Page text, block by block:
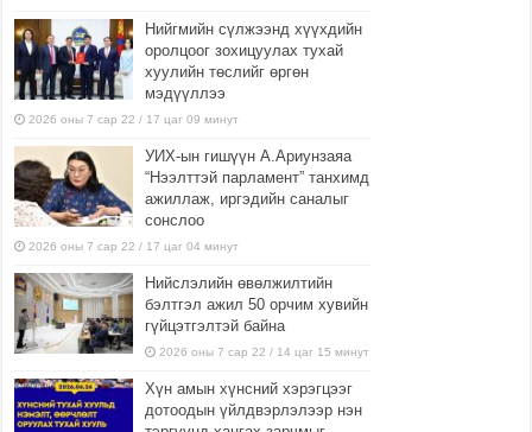
Нийгмийн сүлжээнд хүүхдийн
оролцоог зохицуулах тухай
хуулийн төслийг өргөн
мэдүүллээ
2026 оны 7 сар 22 / 17 цаг 09 минут
УИХ-ын гишүүн А.Ариунзаяа
“Нээлттэй парламент” танхимд
ажиллаж, иргэдийн саналыг
сонслоо
2026 оны 7 сар 22 / 17 цаг 04 минут
Нийслэлийн өвөлжилтийн
бэлтгэл ажил 50 орчим хувийн
гүйцэтгэлтэй байна
2026 оны 7 сар 22 / 14 цаг 15 минут
Хүн амын хүнсний хэрэгцээг
дотоодын үйлдвэрлэлээр нэн